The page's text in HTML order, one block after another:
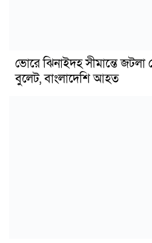
ভোরে ঝিনাইদহ সীমান্তে
বুলেট, বাংলাদেশি আহত